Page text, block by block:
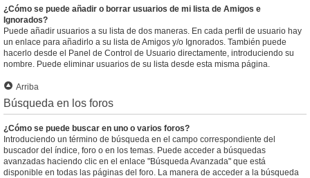
¿Cómo se puede añadir o borrar usuarios de mi lista de Amigos e
Ignorados?
Puede añadir usuarios a su lista de dos maneras. En cada perfil de usuario hay
un enlace para añadirlo a su lista de Amigos y/o Ignorados. También puede
hacerlo desde el Panel de Control de Usuario directamente, introduciendo su
nombre. Puede eliminar usuarios de su lista desde esta misma página.
Arriba
Búsqueda en los foros
¿Cómo se puede buscar en uno o varios foros?
Introduciendo un término de búsqueda en el campo correspondiente del
buscador del índice, foro o en los temas. Puede acceder a búsquedas
avanzadas haciendo clic en el enlace "Búsqueda Avanzada" que está
disponible en todas las páginas del foro. La manera de acceder a la búsqueda